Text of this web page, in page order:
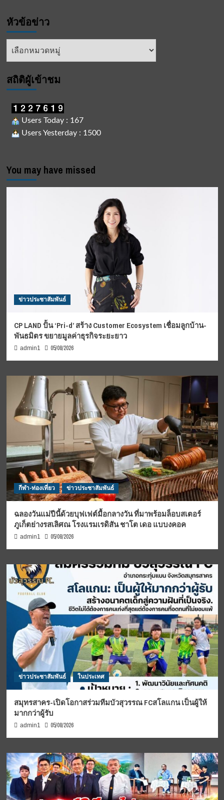
หัวข้อข่าว
หัวข้อ
สถิติผูัเข้าชม
Users Today : 167
Users Yesterday : 1500
You may have missed
ข่าวประชาสัมพันธ์
CP LAND ปั้น ‘Pri-d’ สร้าง Customer Ecosystem เชื่อมลูกบ้าน-
พันธมิตร ขยายมูลค่าธุรกิจระยะยาว
admin1 05/08/2026
กีฬา-ท่องเที่ยว ข่าวประชาสัมพันธ์
ฉลองวันแม่ปีนี้ด้วยบุฟเฟต์มื้อกลางวัน ที่มาพร้อมล็อบสเตอร์
ภูเก็ตย่างรสเลิศณ โรงแรมเรดิสัน ชาโต เดอ แบบงคอค
admin1 05/08/2026
ข่าวประชาสัมพันธ์ ในประเทศ
สมุทรสาคร-เปิดโอกาสร่วมทีมบัวสุวรรณ FCสโลแกน เป็นผู้ให้
มากกว่าผู้รับ
admin1 05/08/2026